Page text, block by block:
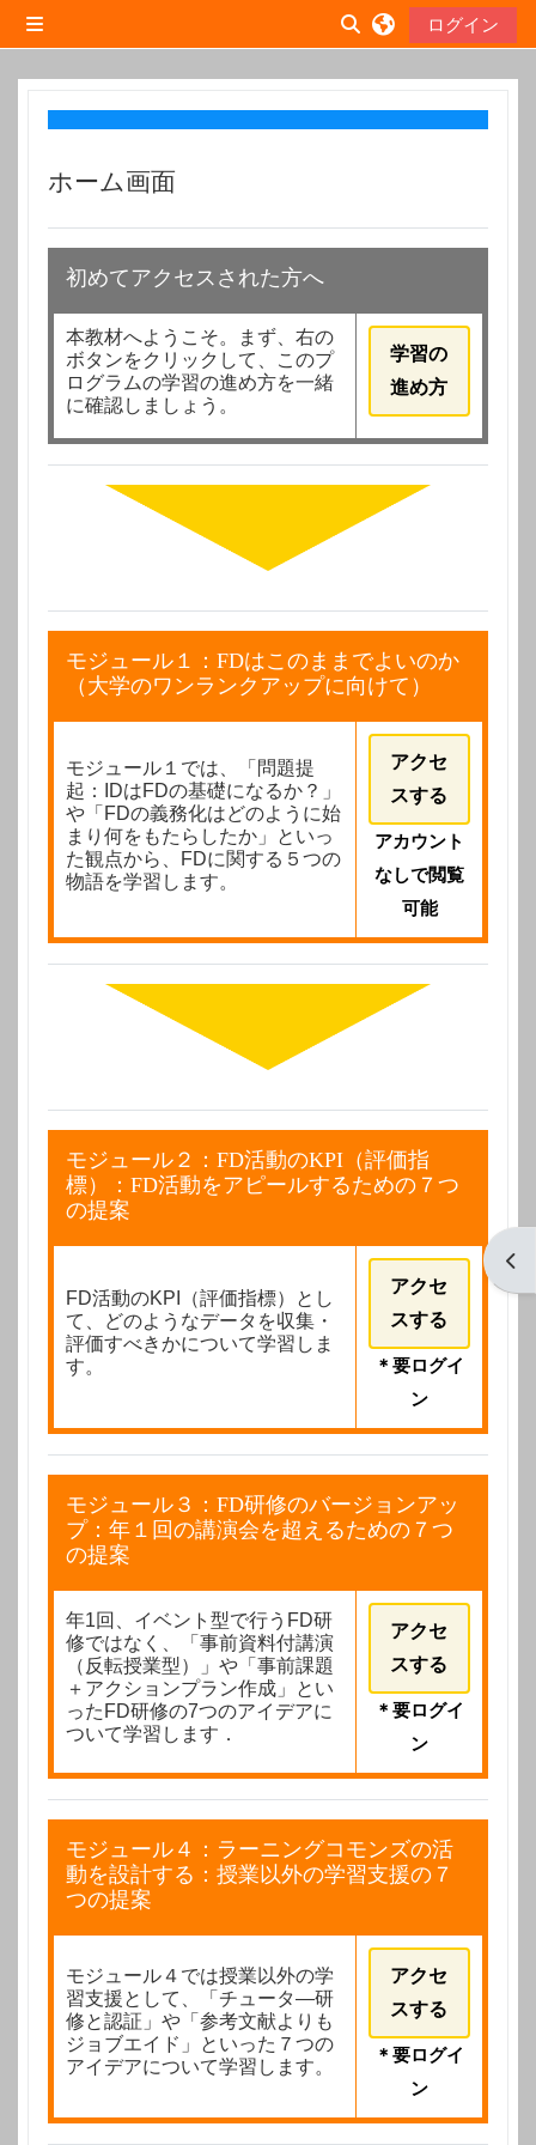
メインコンテンツへスキップする
サイドパネル
検索入力に切り替え
ログイン
ブ
ホーム画面
初めてアクセスされた方へ
本教材へようこそ。まず、右の
ボタンをクリックして、このプ
ログラムの学習の進め方を一緒
に確認しましょう。
学習の
進め方
モジュール１：FDはこのままでよいのか
（大学のワンランクアップに向けて）
モジュール１では、「問題提
起：IDはFDの基礎になるか？」
や「FDの義務化はどのように始
まり何をもたらしたか」といっ
た観点から、FDに関する５つの
物語を学習します。
アクセ
スする
アカウント
なしで閲覧
可能
モジュール２：FD活動のKPI（評価指
標）：FD活動をアピールするための７つ
の提案
FD活動のKPI（評価指標）とし
て、どのようなデータを収集・
評価すべきかについて学習しま
す。
アクセ
スする
＊要ログイ
ン
モジュール３：FD研修のバージョンアッ
プ：年１回の講演会を超えるための７つ
の提案
年1回、イベント型で行うFD研
修ではなく、「事前資料付講演
（反転授業型）」や「事前課題
＋アクションプラン作成」とい
ったFD研修の7つのアイデアに
ついて学習します．
アクセ
スする
＊要ログイ
ン
モジュール４：ラーニングコモンズの活
動を設計する：授業以外の学習支援の７
つの提案
モジュール４では授業以外の学
習支援として、「チュータ―研
修と認証」や「参考文献よりも
ジョブエイド」といった７つの
アイデアについて学習します。
アクセ
スする
＊要ログイ
ン